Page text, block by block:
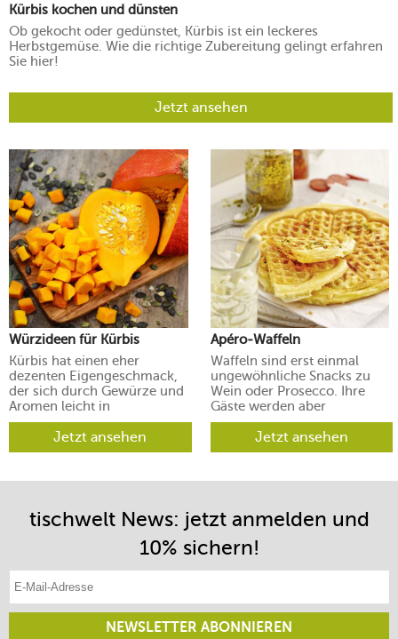
Kürbis kochen und dünsten
Ob gekocht oder gedünstet, Kürbis ist ein leckeres
Herbstgemüse. Wie die richtige Zubereitung gelingt erfahren
Sie hier!
Jetzt ansehen
Würzideen für Kürbis
Kürbis hat einen eher
dezenten Eigengeschmack,
der sich durch Gewürze und
Aromen leicht in
verschiedene Richtungen
lenken lässt.Jetzt ansehen
Apéro-Waffeln
Waffeln sind erst einmal
ungewöhnliche Snacks zu
Wein oder Prosecco. Ihre
Gäste werden aber
begeistert sein.
Jetzt ansehen
tischwelt News: jetzt anmelden und
10% sichern!
E-Mail-Adresse eintragen
NEWSLETTER ABONNIEREN